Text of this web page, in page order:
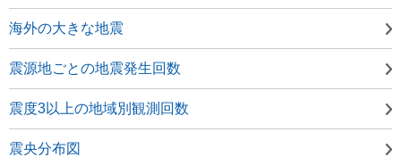
海外の大きな地震
震源地ごとの地震発生回数
震度3以上の地域別観測回数
震央分布図